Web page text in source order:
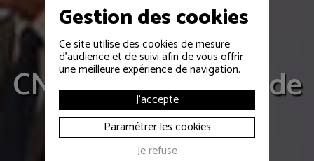
EVÉNEMENTS PUBLICS
CNR, Halte fluviale de
Tarascon
Gestion des cookies
Ce site utilise des cookies de mesure
d'audience et de suivi afin de vous offrir
une meilleure expérience de navigation.
J'accepte
Paramétrer les cookies
Je refuse